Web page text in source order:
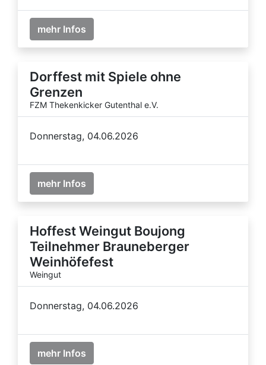
mehr Infos
Dorffest mit Spiele ohne
Grenzen
FZM Thekenkicker Gutenthal e.V.
Donnerstag, 04.06.2026
mehr Infos
Hoffest Weingut Boujong
Teilnehmer Brauneberger
Weinhöfefest
Weingut
Donnerstag, 04.06.2026
mehr Infos